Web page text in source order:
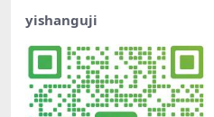
yishanguji